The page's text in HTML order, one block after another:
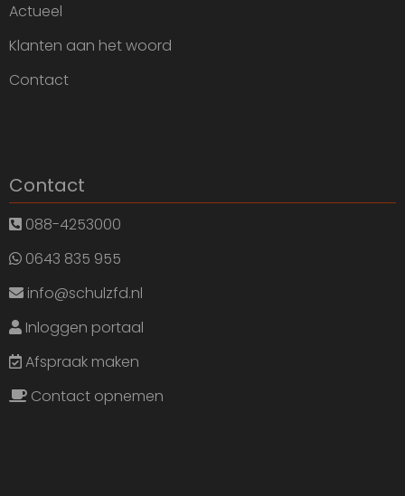
Actueel
Klanten aan het woord
Contact
Contact
088-4253000
0643 835 955
info@schulzfd.nl
Inloggen portaal
Afspraak maken
Contact opnemen